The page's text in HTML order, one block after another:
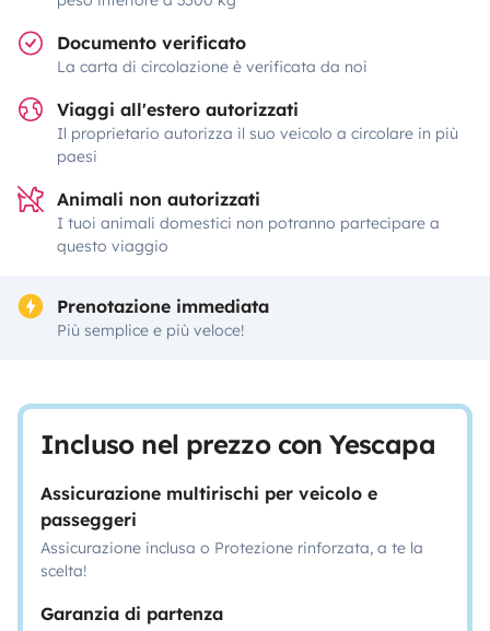
Documento verificato
La carta di circolazione è verificata da noi
Viaggi all'estero autorizzati
Il proprietario autorizza il suo veicolo a circolare in più
paesi
Animali non autorizzati
I tuoi animali domestici non potranno partecipare a
questo viaggio
Prenotazione immediata
Più semplice e più veloce!
Incluso nel prezzo con Yescapa
Assicurazione multirischi per veicolo e
passeggeri
Assicurazione inclusa o Protezione rinforzata, a te la
scelta!
Garanzia di partenza